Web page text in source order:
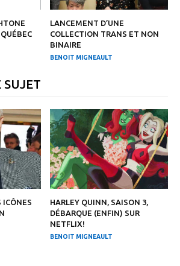
LANCEMENT D’UNE
COLLECTION TRANS ET NON
BINAIRE
BENOIT MIGNEAULT
SUJET
ICÔNES
HARLEY QUINN, SAISON 3,
DÉBARQUE (ENFIN) SUR
NETFLIX!
BENOIT MIGNEAULT